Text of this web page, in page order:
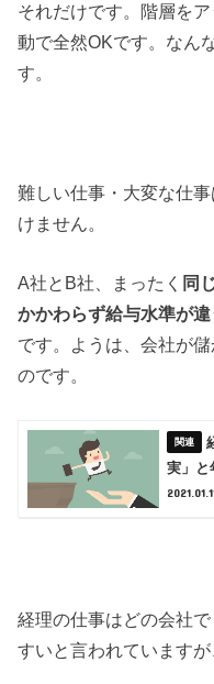
それだけです。階層を
動で全然OKです。なん
す。
難しい仕事・大変な仕
けません。
A社とB社、まったく 同
かかわらず給与水準が
です。ようは、会社が
のです。
実」と
経理の仕事はどの会社
すいと言われていますが